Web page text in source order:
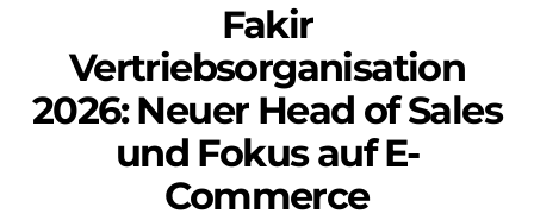
Fakir
Vertriebsorganisation
2026: Neuer Head of Sales
und Fokus auf E-
Commerce